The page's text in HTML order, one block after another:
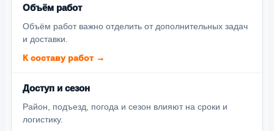
Объём работ
Объём работ важно отделить от дополнительных задач
и доставки.
К составу работ →
Доступ и сезон
Район, подъезд, погода и сезон влияют на сроки и
логистику.